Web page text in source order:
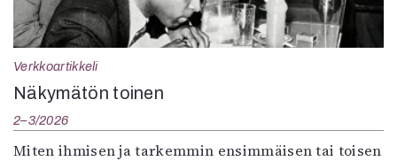
Verkkoartikkeli
Näkymätön toinen
2–3/2026
Miten ihmisen ja tarkemmin ensimmäisen tai toisen